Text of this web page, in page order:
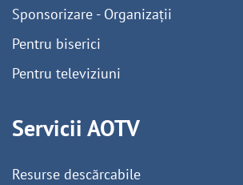
Sponsorizare - Organizații
Pentru biserici
Pentru televiziuni
Servicii AOTV
Resurse descărcabile